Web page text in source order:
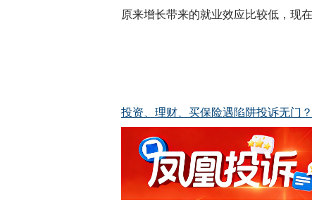
原来增长带来的就业效应比较低，现
投资、理财、买保险遇陷阱投诉无门